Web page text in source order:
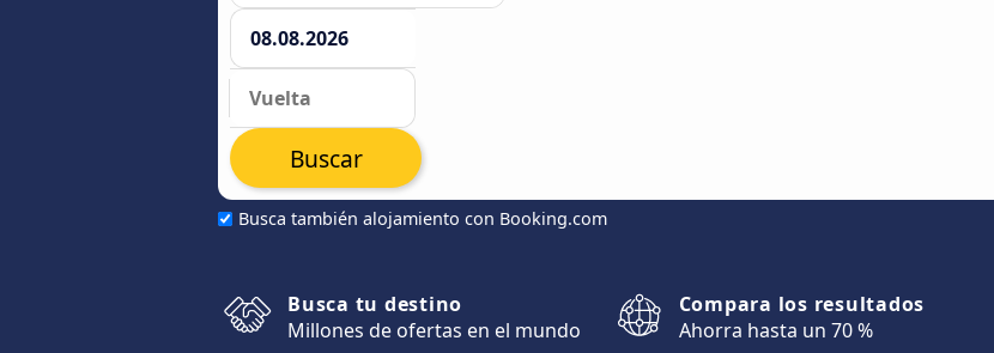
Busca también alojamiento con Booking.com
Buscar
Busca tu destino
Millones de ofertas en el mundo
Compara los resultados
Ahorra hasta un 70 %